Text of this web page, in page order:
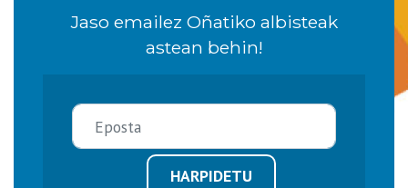
Jaso emailez Oñatiko albisteak
astean behin!
HARPIDETU